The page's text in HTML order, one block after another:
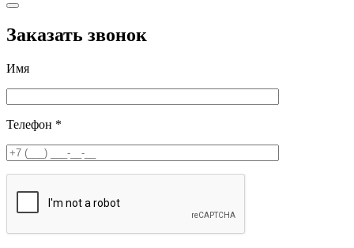
Заказать звонок
Имя
Телефон *